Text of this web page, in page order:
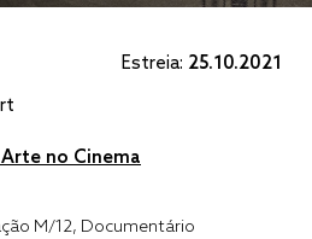
Estreia: 25.10.2021
no Cinema
M/12, Documentário